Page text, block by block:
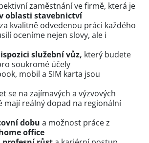
zaměstnání ve firmě, která je
oblasti stavebnictví
kvalitně odvedenou práci každého
oceníme nejen slovy, ale i
služební vůz, který budete
soukromé účely
mobil a SIM karta jsou
se na zajímavých a výzvových
mají reálný dopad na regionální
dobu a možnost práce z
office